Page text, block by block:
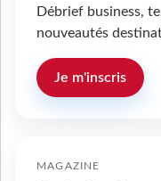
Débrief business,
nouveautés
Je m'inscris
MAGAZINE